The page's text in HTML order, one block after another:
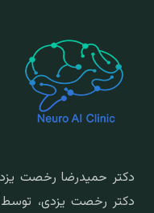
دکتر حمیدرضا رخصت
دکتر رخصت یزدی،